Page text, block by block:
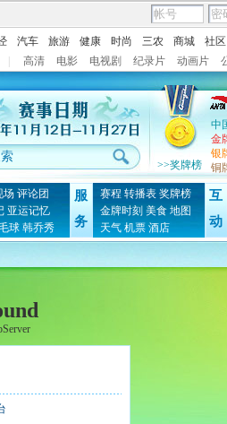
汽车 旅游 健康 时尚 三农 商城 社区
高清 电影 电视剧 纪录片 动画片
>>奖牌榜
中
金
银
铜
场 评论团
亚运记忆
球 韩乔秀
服
务
赛程 转播表 奖牌榜
金牌时刻 美食 地图
天气 机票 酒店
互
动